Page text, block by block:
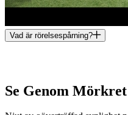
Vad är rörelsespårning?
Se Genom Mörkret